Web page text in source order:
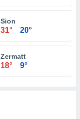
Sion
31° 20°
Zermatt
18° 9°